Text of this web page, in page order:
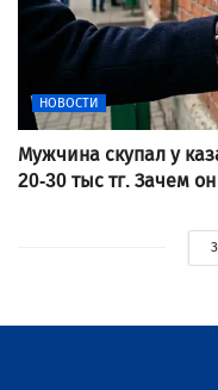
НОВОСТИ
Мужчина скупал у
20-30 тыс тг. Зачем